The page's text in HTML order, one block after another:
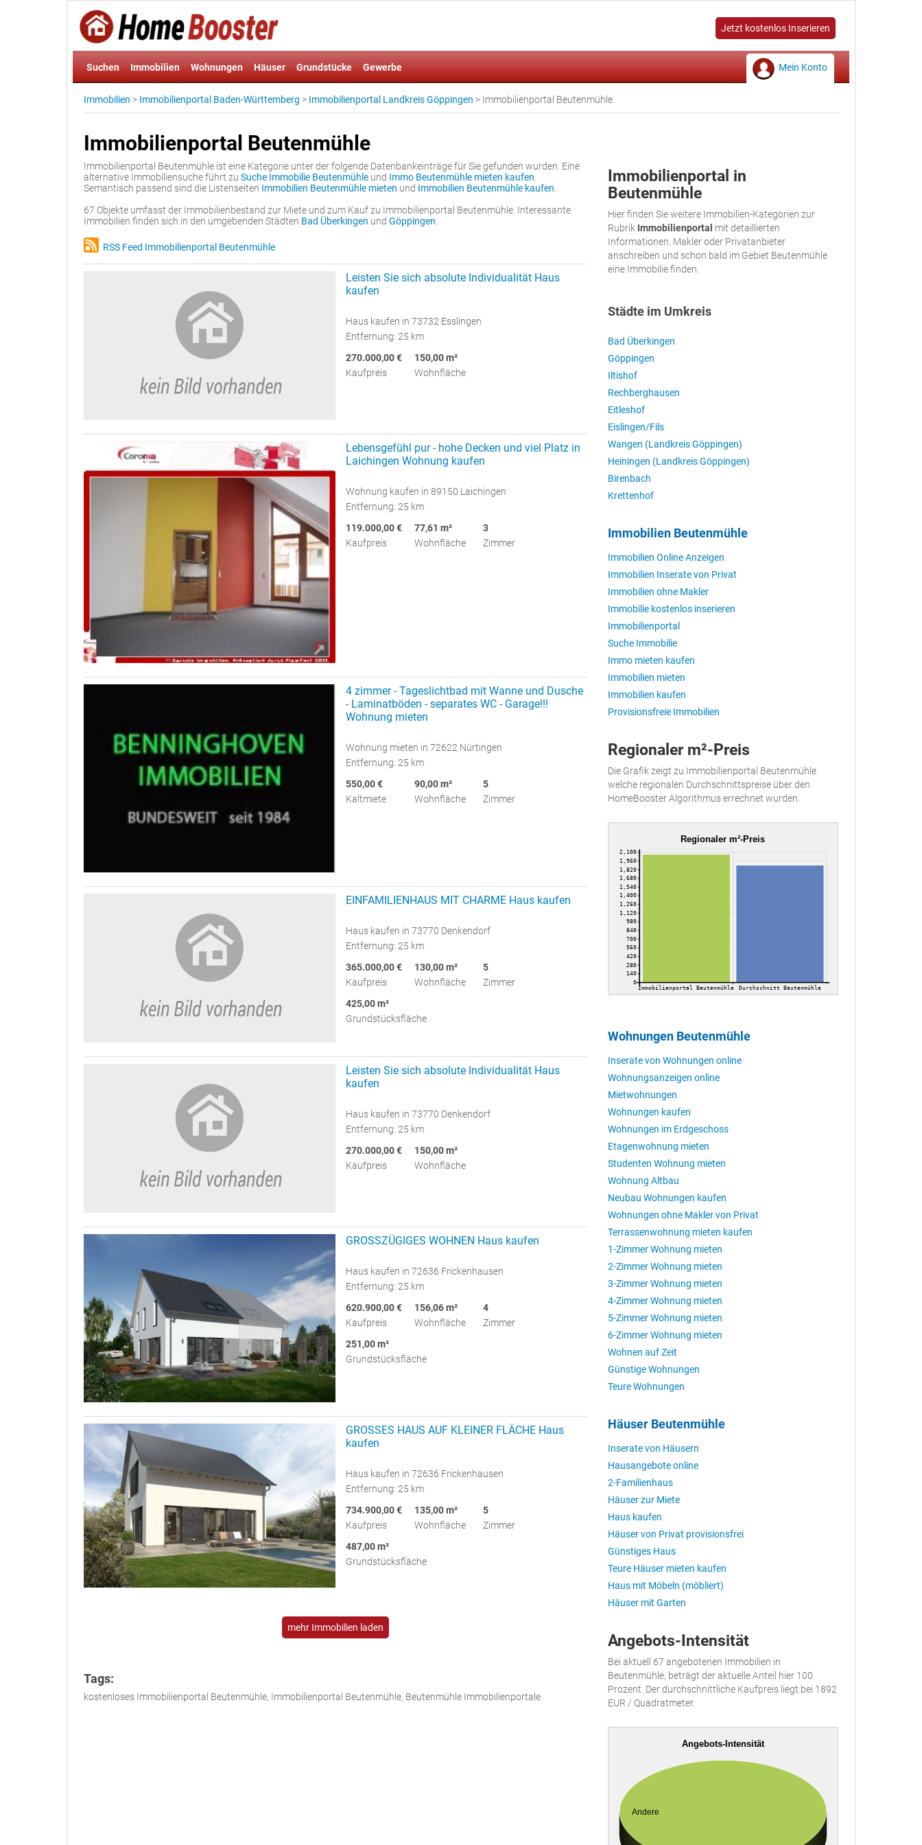
Jetzt kostenlos Inserieren
Suchen Immobilien Wohnungen Häuser Grundstücke Gewerbe Mein Konto
Immobilien > Immobilienportal Baden-Württemberg > Immobilienportal Landkreis Göppingen > Immobilienportal Beutenmühle
Immobilienportal Beutenmühle
Immobilienportal Beutenmühle ist eine Kategorie unter der folgende Datenbankeinträge für Sie gefunden wurden. Eine
alternative Immobiliensuche führt zu Suche Immobilie Beutenmühle und Immo Beutenmühle mieten kaufen
Semantisch passend sind die Listenseiten Immobilien Beutenmühle mieten und Immobilien Beutenmühle kaufen
67 Objekte umfasst der Immobilienbestand zur Miete und zum Kauf zu Immobilienportal Beutenmühle. Interessante
Immobilien finden sich in den umgebenden Städten Bad Überkingen und Göppingen
RSS Feed Immobilienportal Beutenmühle
Leisten Sie sich absolute Individualität Haus
kaufen
Haus kaufen in 73732 Esslingen
Entfernung: 25 km
270.000,00 €
Kaufpreis
150,00 m²
Wohnfläche
Lebensgefühl pur - hohe Decken und viel Platz in
Laichingen Wohnung kaufen
Wohnung kaufen in 89150 Laichingen
Entfernung: 25 km
119.000,00 €
Kaufpreis
77,61 m²
Wohnfläche
3
Zimmer
4 zimmer - Tageslichtbad mit Wanne und Dusche
- Laminatböden - separates WC - Garage!!!
Wohnung mieten
Wohnung mieten in 72622 Nürtingen
Entfernung: 25 km
550,00 €
Kaltmiete
90,00 m²
Wohnfläche
5
Zimmer
EINFAMILIENHAUS MIT CHARME Haus kaufen
Haus kaufen in 73770 Denkendorf
Entfernung: 25 km
365.000,00 €
Kaufpreis
130,00 m²
Wohnfläche
5
Zimmer
425,00 m²
Grundstücksfläche
Leisten Sie sich absolute Individualität Haus
kaufen
Haus kaufen in 73770 Denkendorf
Entfernung: 25 km
270.000,00 €
Kaufpreis
150,00 m²
Wohnfläche
GROSSZÜGIGES WOHNEN Haus kaufen
Haus kaufen in 72636 Frickenhausen
Entfernung: 25 km
620.900,00 €
Kaufpreis
156,06 m²
Wohnfläche
4
Zimmer
251,00 m²
Grundstücksfläche
GROSSES HAUS AUF KLEINER FLÄCHE Haus
kaufen
Haus kaufen in 72636 Frickenhausen
Entfernung: 25 km
734.900,00 €
Kaufpreis
135,00 m²
Wohnfläche
5
Zimmer
487,00 m²
Grundstücksfläche
mehr Immobilien laden
Tags:
kostenloses Immobilienportal Beutenmühle, Immobilienportal Beutenmühle, Beutenmühle Immobilienportale
Immobilienportal in
Beutenmühle
Hier finden Sie weitere Immobilien-Kategorien zur
Rubrik Immobilienportal mit detaillierten
Informationen. Makler oder Privatanbieter
anschreiben und schon bald im Gebiet Beutenmühle
eine Immobilie finden.
Städte im Umkreis
Bad Überkingen
Göppingen
Iltishof
Rechberghausen
Eitleshof
Eislingen/Fils
Wangen (Landkreis Göppingen)
Heiningen (Landkreis Göppingen)
Birenbach
Krettenhof
Immobilien Beutenmühle
Immobilien Online Anzeigen
Immobilien Inserate von Privat
Immobilien ohne Makler
Immobilie kostenlos inserieren
Immobilienportal
Suche Immobilie
Immo mieten kaufen
Immobilien mieten
Immobilien kaufen
Provisionsfreie Immobilien
Regionaler m²-Preis
Die Grafik zeigt zu Immobilienportal Beutenmühle
welche regionalen Durchschnittspreise über den
HomeBooster Algorithmus errechnet wurden.
Regionaler m²-Preis
0
140
280
420
560
700
840
980
1,120
1,260
1,400
1,540
1,680
1,820
1,960
2,100
Immobilienportal Beutenmühle Durchschnitt Beutenmühle
Wohnungen Beutenmühle
Inserate von Wohnungen online
Wohnungsanzeigen online
Mietwohnungen
Wohnungen kaufen
Wohnungen im Erdgeschoss
Etagenwohnung mieten
Studenten Wohnung mieten
Wohnung Altbau
Neubau Wohnungen kaufen
Wohnungen ohne Makler von Privat
Terrassenwohnung mieten kaufen
1-Zimmer Wohnung mieten
2-Zimmer Wohnung mieten
3-Zimmer Wohnung mieten
4-Zimmer Wohnung mieten
5-Zimmer Wohnung mieten
6-Zimmer Wohnung mieten
Wohnen auf Zeit
Günstige Wohnungen
Teure Wohnungen
Häuser Beutenmühle
Inserate von Häusern
Hausangebote online
2-Familienhaus
Häuser zur Miete
Haus kaufen
Häuser von Privat provisionsfrei
Günstiges Haus
Teure Häuser mieten kaufen
Haus mit Möbeln (möbliert)
Häuser mit Garten
Angebots-Intensität
Bei aktuell 67 angebotenen Immobilien in
Beutenmühle, beträgt der aktuelle Anteil hier 100
Prozent. Der durchschnittliche Kaufpreis liegt bei 1892
EUR / Quadratmeter.
Angebots-Intensität
Andere